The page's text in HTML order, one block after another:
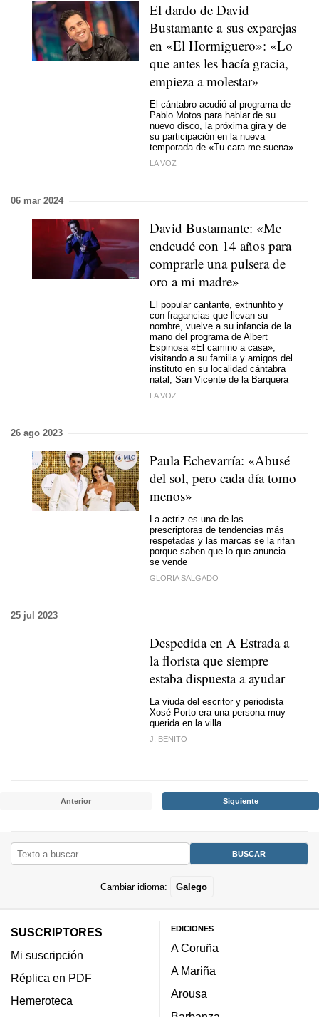
El dardo de David
Bustamante a sus exparejas
en «El Hormiguero»: «Lo
que antes les hacía gracia,
empieza a molestar»
El cántabro acudió al programa de
Pablo Motos para hablar de su
nuevo disco, la próxima gira y de
su participación en la nueva
temporada de «Tu cara me suena»
LA VOZ
06 mar 2024
David Bustamante: «Me
endeudé con 14 años para
comprarle una pulsera de
oro a mi madre»
El popular cantante, extriunfito y
con fragancias que llevan su
nombre, vuelve a su infancia de la
mano del programa de Albert
Espinosa «El camino a casa»,
visitando a su familia y amigos del
instituto en su localidad cántabra
natal, San Vicente de la Barquera
LA VOZ
26 ago 2023
Paula Echevarría: «Abusé
del sol, pero cada día tomo
menos»
La actriz es una de las
prescriptoras de tendencias más
respetadas y las marcas se la rifan
porque saben que lo que anuncia
se vende
GLORIA SALGADO
25 jul 2023
Despedida en A Estrada a
la florista que siempre
estaba dispuesta a ayudar
La viuda del escritor y periodista
Xosé Porto era una persona muy
querida en la villa
J. BENITO
Anterior Siguiente
Cambiar idioma: Galego
SUSCRIPTORES
Mi suscripción
Réplica en PDF
Hemeroteca
EDICIONES
A Coruña
A Mariña
Arousa